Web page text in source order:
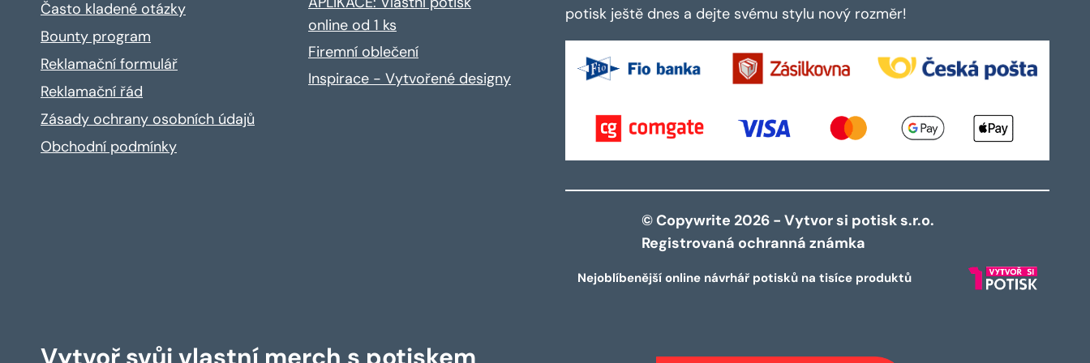
Často kladené otázky
Bounty program
Reklamační formulář
Reklamační řád
Zásady ochrany osobních údajů
Obchodní podmínky
online od 1 ks
Firemní oblečení
Inspirace - Vytvořené designy
potisk ještě dnes a dejte svému stylu nový rozměr!
© Copywrite 2026 - Vytvor si potisk s.r.o.
Registrovaná ochranná známka
Nejoblíbenější online návrhář potisků na tisíce produktů